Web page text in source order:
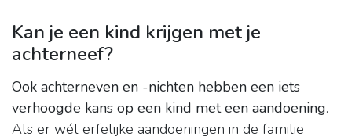
Kan je een kind krijgen met je
achterneef?
Ook achterneven en -nichten hebben een iets
verhoogde kans op een kind met een aandoening.
Als er wél erfelijke aandoeningen in de familie